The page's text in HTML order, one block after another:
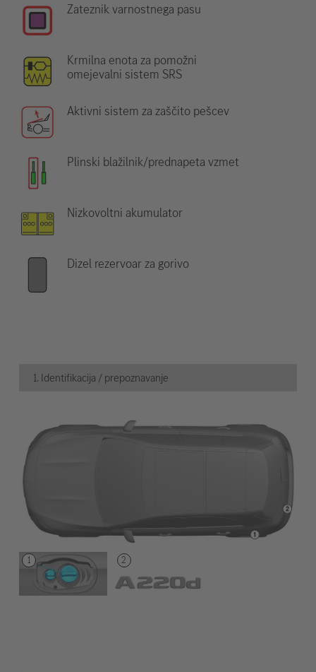
Zateznik varnostnega pasu
Krmilna enota za pomožni
omejevalni sistem SRS
Aktivni sistem za zaščito pešcev
Plinski blažilnik/prednapeta vzmet
Nizkovoltni akumulator
Dizel rezervoar za gorivo
1. Identifikacija / prepoznavanje